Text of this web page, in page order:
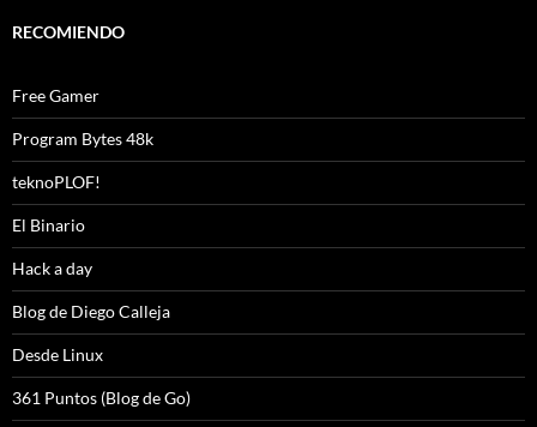
RECOMIENDO
Free Gamer
Program Bytes 48k
teknoPLOF!
El Binario
Hack a day
Blog de Diego Calleja
Desde Linux
361 Puntos (Blog de Go)